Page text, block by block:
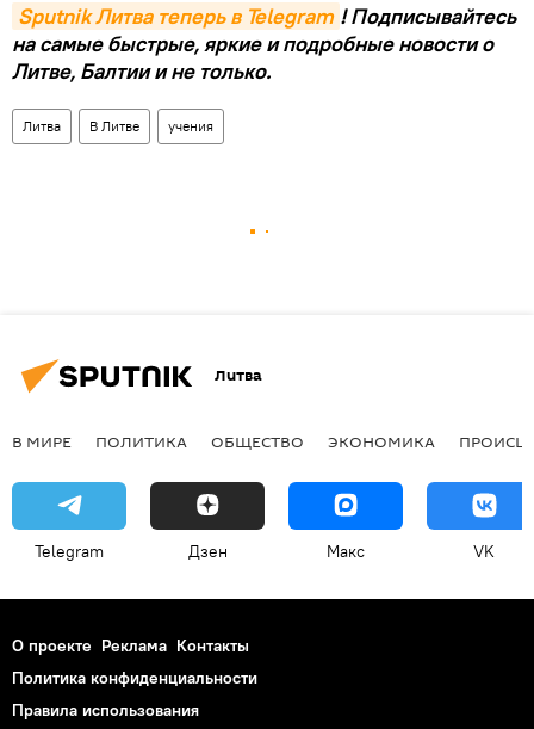
Sputnik Литва теперь в Telegram ! Подписывайтесь
на самые быстрые, яркие и подробные новости о
Литве, Балтии и не только.
Литва В Литве учения
Литва
В МИРЕ ПОЛИТИКА ОБЩЕСТВО ЭКОНОМИКА
Telegram Дзен Макс VK
О проекте Реклама Контакты
Политика конфиденциальности
Правила использования